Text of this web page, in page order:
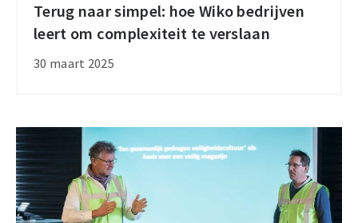
Terug naar simpel: hoe Wiko bedrijven
leert om complexiteit te verslaan
30 maart 2025
Terug
naar
simpel:
bedrijven
om
complexiteit
te